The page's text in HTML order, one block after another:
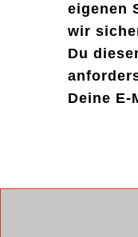
eigenen
wir
Du
Deine E-